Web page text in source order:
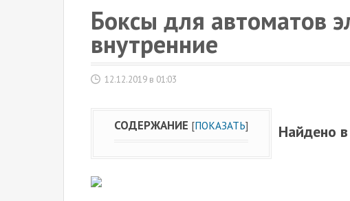
Боксы для автоматов
внутренние
12.12.2019 в 01:03
СОДЕРЖАНИЕ [ПОКАЗАТЬ] Найдено